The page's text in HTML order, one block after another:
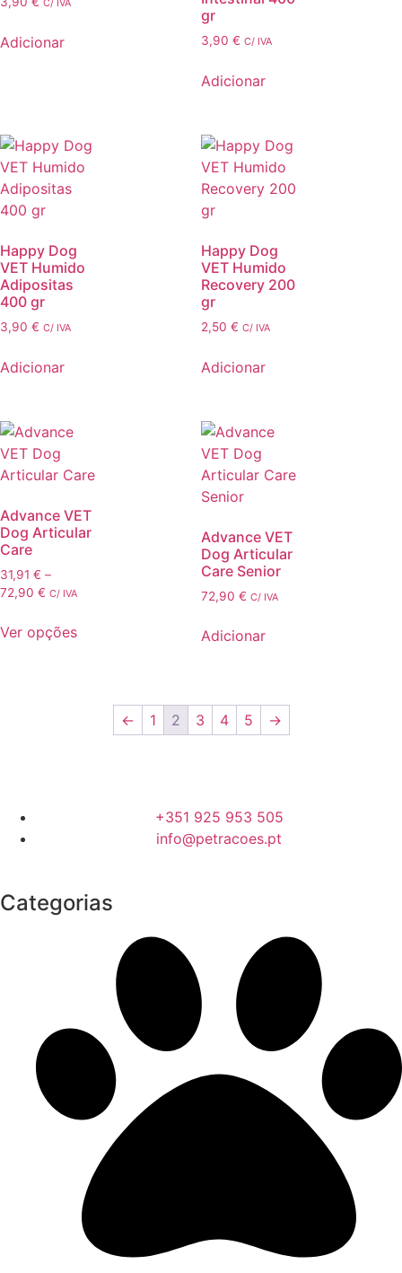
C/ IVA
Adicionar
gr
3,90 € C/ IVA
Adicionar
Happy Dog
VET Humido
Adipositas
400 gr
3,90 € C/ IVA
Adicionar
Happy Dog
VET Humido
Recovery 200
gr
2,50 € C/ IVA
Adicionar
Advance VET
Dog Articular
Care
31,91 € –
72,90 € C/ IVA
Ver opções
Advance VET
Dog Articular
Care Senior
72,90 € C/ IVA
Adicionar
← 1 2 3 4 5 →
+351 925 953 505
info@petracoes.pt
Categorias